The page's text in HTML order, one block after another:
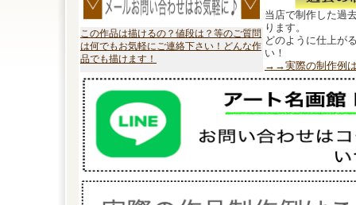
この作品は描けるの？値段は？等のご質問
は何でもお気軽にご連絡下さい！どんな作
品でも描けます！
当店で制作した過
ります。
どのように仕上が
い！
→→実際の制作例